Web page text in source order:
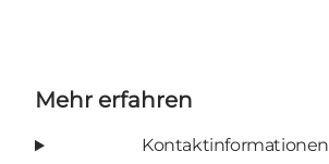
Mehr erfahren
Kontaktinformationen